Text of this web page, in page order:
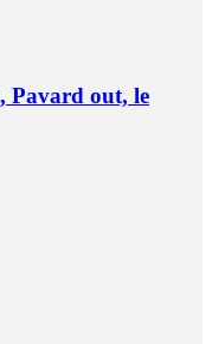
Pavard out, le